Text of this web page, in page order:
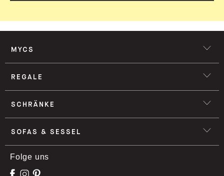
MYCS
REGALE
SCHRÄNKE
SOFAS & SESSEL
Folge uns